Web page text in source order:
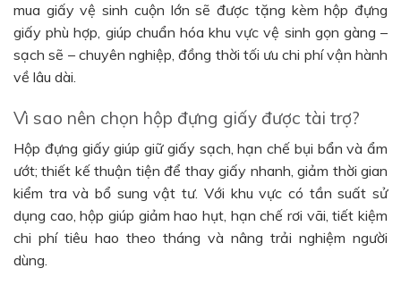
mua giấy vệ sinh cuộn lớn sẽ được tặng kèm hộp đựng
giấy phù hợp, giúp chuẩn hóa khu vực vệ sinh gọn gàng –
sạch sẽ – chuyên nghiệp, đồng thời tối ưu chi phí vận hành
về lâu dài.
Vì sao nên chọn hộp đựng giấy được tài trợ?
Hộp đựng giấy giúp giữ giấy sạch, hạn chế bụi bẩn và ẩm
ướt; thiết kế thuận tiện để thay giấy nhanh, giảm thời gian
kiểm tra và bổ sung vật tư. Với khu vực có tần suất sử
dụng cao, hộp giúp giảm hao hụt, hạn chế rơi vãi, tiết kiệm
chi phí tiêu hao theo tháng và nâng trải nghiệm người
dùng.